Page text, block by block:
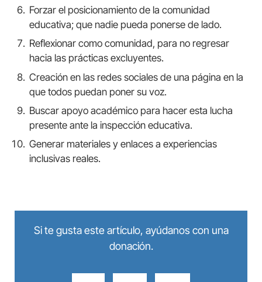
Forzar el posicionamiento de la comunidad
educativa; que nadie pueda ponerse de lado.
Reflexionar como comunidad, para no regresar
hacia las prácticas excluyentes.
Creación en las redes sociales de una página en la
que todos puedan poner su voz.
Buscar apoyo académico para hacer esta lucha
presente ante la inspección educativa.
Generar materiales y enlaces a experiencias
inclusivas reales.
Si te gusta este artículo, ayúdanos con una
donación.